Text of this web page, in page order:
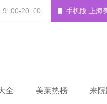
手机版 上海
9: 00-20: 00
全 美莱热榜 来